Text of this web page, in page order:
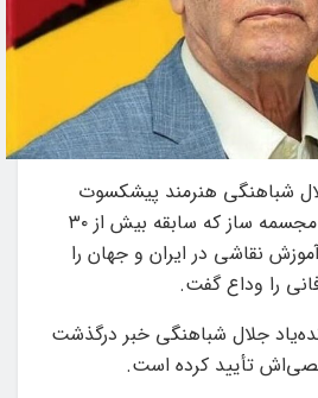
شباهنگی هنرمند پیشکسوت
طراح گرافیک، نقاش و مجسمه ساز که سابقه بیش از ۳۰
نقاشی در ایران و جهان را
جلال شباهنگی خبر درگذشت
تأیید کرده است.